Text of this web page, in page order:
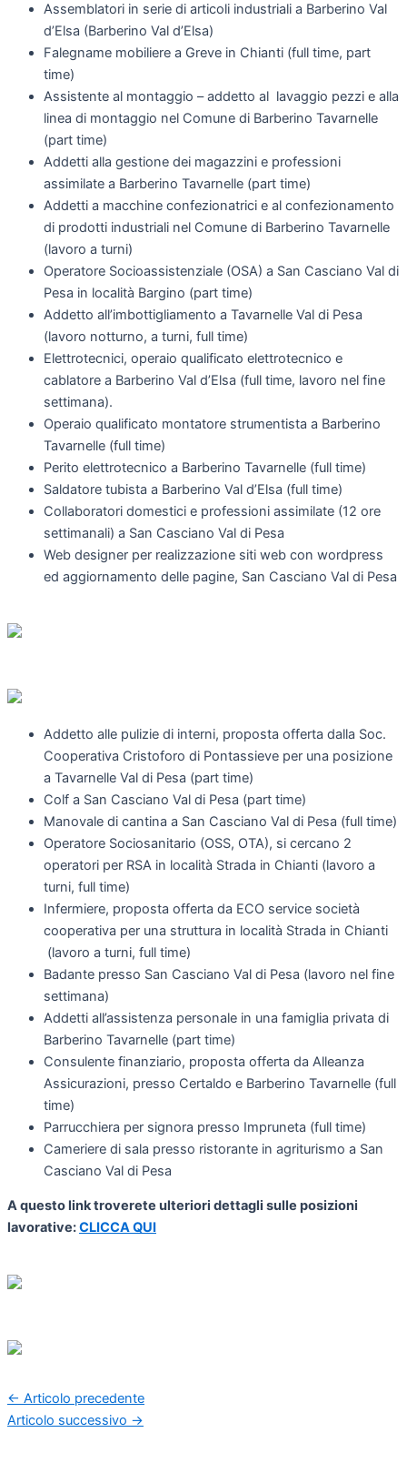
Assemblatori in serie di articoli industriali a Barberino Val
d’Elsa (Barberino Val d’Elsa)
Falegname mobiliere a Greve in Chianti (full time, part
time)
Assistente al montaggio – addetto al lavaggio pezzi e alla
linea di montaggio nel Comune di Barberino Tavarnelle
(part time)
Addetti alla gestione dei magazzini e professioni
assimilate a Barberino Tavarnelle (part time)
Addetti a macchine confezionatrici e al confezionamento
di prodotti industriali nel Comune di Barberino Tavarnelle
(lavoro a turni)
Operatore Socioassistenziale (OSA) a San Casciano Val di
Pesa in località Bargino (part time)
Addetto all’imbottigliamento a Tavarnelle Val di Pesa
(lavoro notturno, a turni, full time)
Elettrotecnici, operaio qualificato elettrotecnico e
cablatore a Barberino Val d’Elsa (full time, lavoro nel fine
settimana).
Operaio qualificato montatore strumentista a Barberino
Tavarnelle (full time)
Perito elettrotecnico a Barberino Tavarnelle (full time)
Saldatore tubista a Barberino Val d’Elsa (full time)
Collaboratori domestici e professioni assimilate (12 ore
settimanali) a San Casciano Val di Pesa
Web designer per realizzazione siti web con wordpress
ed aggiornamento delle pagine, San Casciano Val di Pesa
Addetto alle pulizie di interni, proposta offerta dalla Soc.
Cooperativa Cristoforo di Pontassieve per una posizione
a Tavarnelle Val di Pesa (part time)
Colf a San Casciano Val di Pesa (part time)
Manovale di cantina a San Casciano Val di Pesa (full time)
Operatore Sociosanitario (OSS, OTA), si cercano 2
operatori per RSA in località Strada in Chianti (lavoro a
turni, full time)
Infermiere, proposta offerta da ECO service società
cooperativa per una struttura in località Strada in Chianti
(lavoro a turni, full time)
Badante presso San Casciano Val di Pesa (lavoro nel fine
settimana)
Addetti all’assistenza personale in una famiglia privata di
Barberino Tavarnelle (part time)
Consulente finanziario, proposta offerta da Alleanza
Assicurazioni, presso Certaldo e Barberino Tavarnelle (full
time)
Parrucchiera per signora presso Impruneta (full time)
Cameriere di sala presso ristorante in agriturismo a San
Casciano Val di Pesa
A questo link troverete ulteriori dettagli sulle posizioni
lavorative:CLICCA QUI
← Articolo precedente
Articolo successivo →